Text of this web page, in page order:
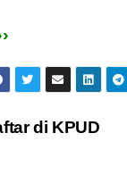
di KPUD